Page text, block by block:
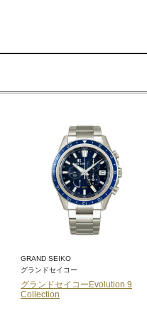
GRAND SEIKO
グランドセイコー
グランドセイコーEvolution 9
Collection